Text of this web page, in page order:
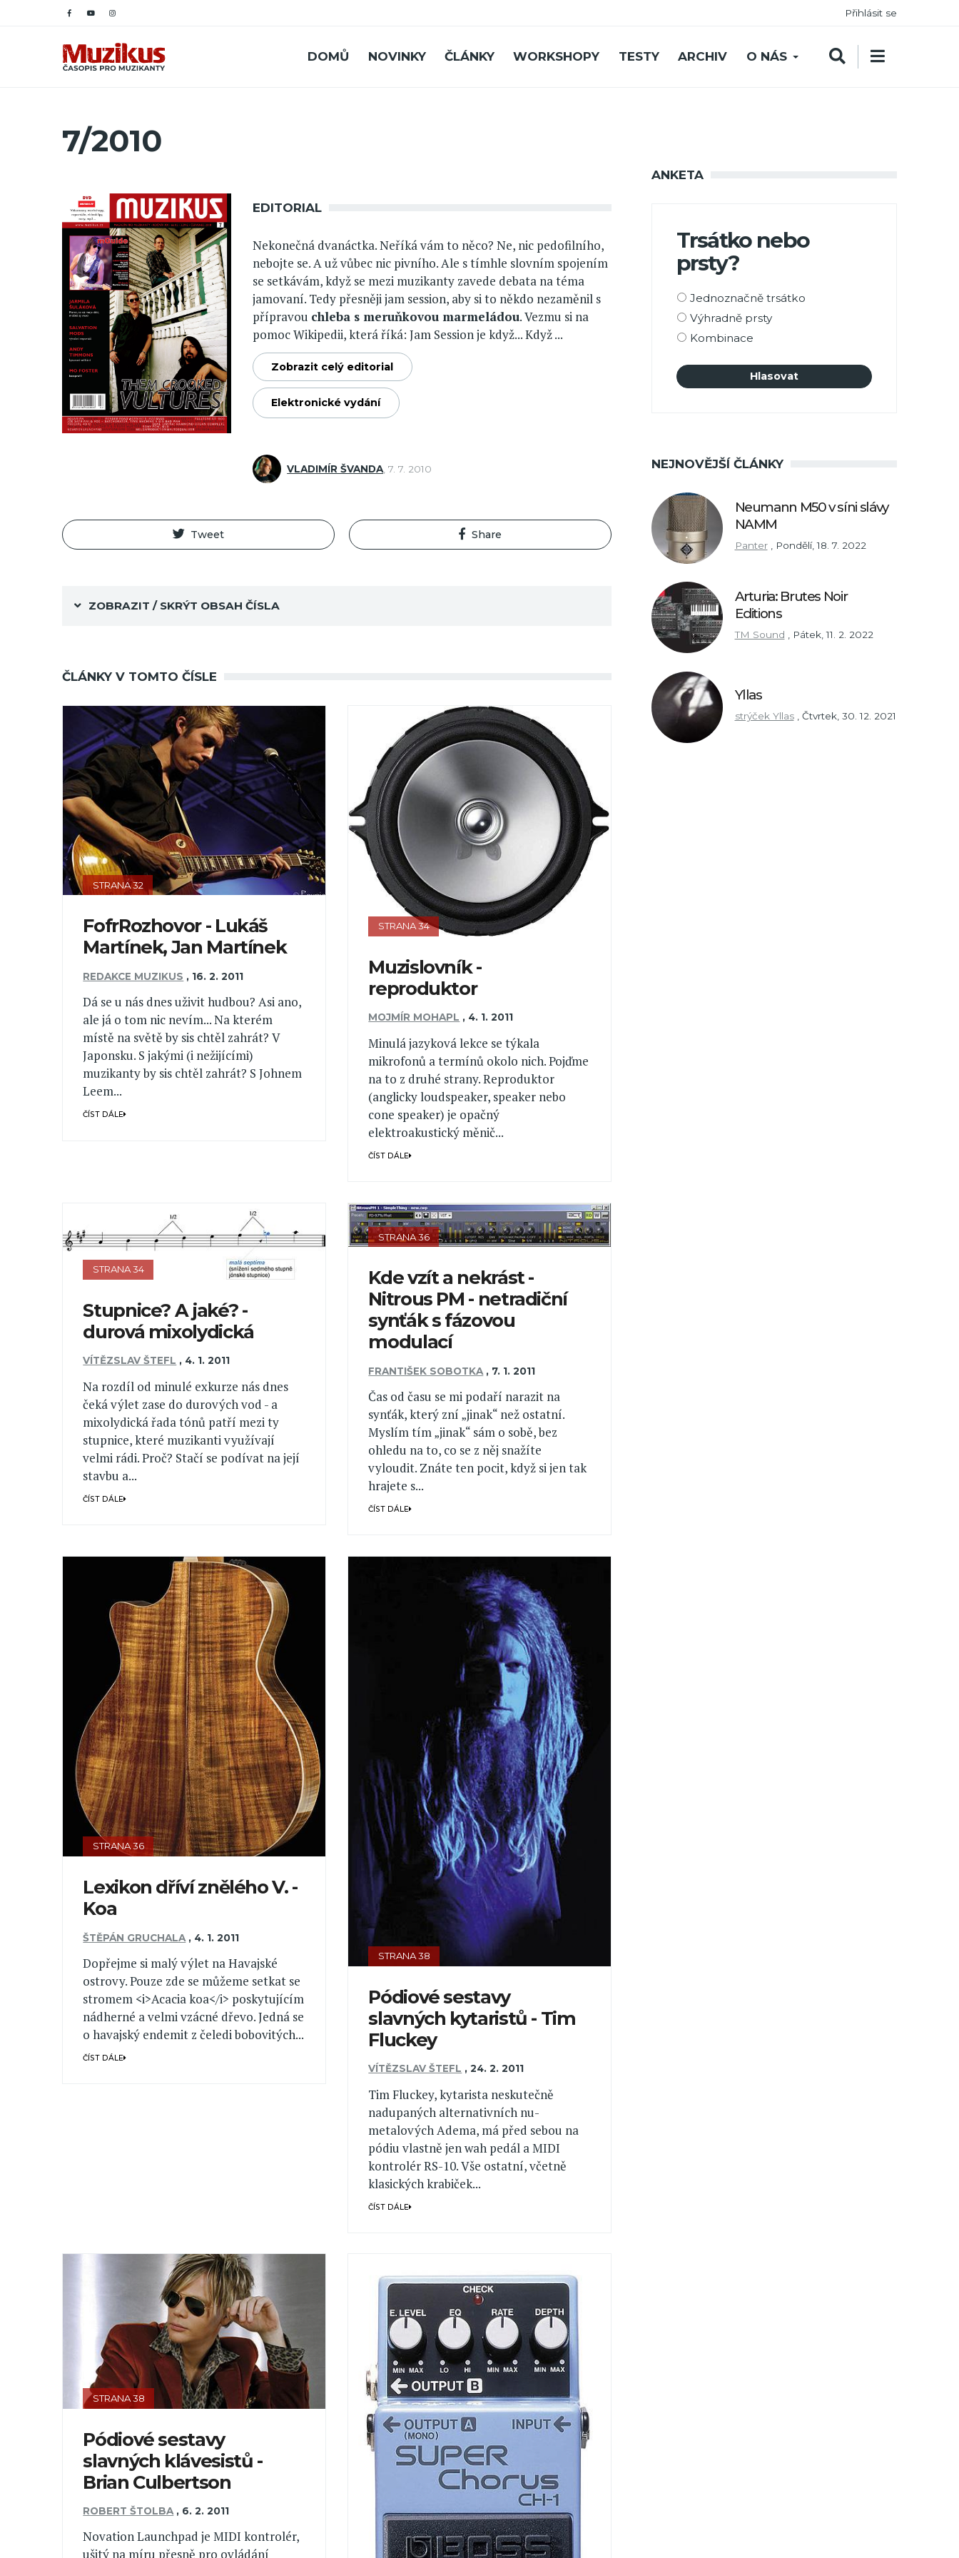
Přihlásit se
DOMŮ NOVINKY ČLÁNKY WORKSHOPY TESTY ARCHIV O NÁS
7/2010
EDITORIAL
Nekonečná dvanáctka. Neříká vám to něco? Ne, nic pedofilního,
nebojte se. A už vůbec nic pivního. Ale s tímhle slovním spojením
se setkávám, když se mezi muzikanty zavede debata na téma
jamovaní. Tedy přesněji jam session, aby si to někdo nezaměnil s
přípravou chleba s meruňkovou marmeládou. Vezmu si na
pomoc Wikipedii, která říká: Jam Session je když... Když ...
Zobrazit celý editorial
Elektronické vydání
VLADIMÍR ŠVANDA,7. 7. 2010
Tweet Share
ZOBRAZIT / SKRÝT OBSAH ČÍSLA
ČLÁNKY V TOMTO ČÍSLE
STRANA 32
FofrRozhovor - Lukáš
Martínek, Jan Martínek
REDAKCE MUZIKUS , 16. 2. 2011
Dá se u nás dnes uživit hudbou? Asi ano,
ale já o tom nic nevím... Na kterém
místě na světě by sis chtěl zahrát? V
Japonsku. S jakými (i nežijícími)
muzikanty by sis chtěl zahrát? S Johnem
Leem...
ČÍST DÁLE
STRANA 34
Muzislovník -
reproduktor
MOJMÍR MOHAPL , 4. 1. 2011
Minulá jazyková lekce se týkala
mikrofonů a termínů okolo nich. Pojďme
na to z druhé strany. Reproduktor
(anglicky loudspeaker, speaker nebo
cone speaker) je opačný
elektroakustický měnič...
ČÍST DÁLE
STRANA 34
Stupnice? A jaké? -
durová mixolydická
VÍTĚZSLAV ŠTEFL , 4. 1. 2011
Na rozdíl od minulé exkurze nás dnes
čeká výlet zase do durových vod - a
mixolydická řada tónů patří mezi ty
stupnice, které muzikanti využívají
velmi rádi. Proč? Stačí se podívat na její
stavbu a...
ČÍST DÁLE
STRANA 36
Kde vzít a nekrást -
Nitrous PM - netradiční
synťák s fázovou
modulací
FRANTIŠEK SOBOTKA , 7. 1. 2011
Čas od času se mi podaří narazit na
synťák, který zní „jinak“ než ostatní.
Myslím tím „jinak“ sám o sobě, bez
ohledu na to, co se z něj snažíte
vyloudit. Znáte ten pocit, když si jen tak
hrajete s...
ČÍST DÁLE
STRANA 36
Lexikon dříví znělého V. -
Koa
ŠTĚPÁN GRUCHALA , 4. 1. 2011
Dopřejme si malý výlet na Havajské
ostrovy. Pouze zde se můžeme setkat se
stromem <i>Acacia koa</i> poskytujícím
nádherné a velmi vzácné dřevo. Jedná se
o havajský endemit z čeledi bobovitých...
ČÍST DÁLE
STRANA 38
Pódiové sestavy
slavných kytaristů - Tim
Fluckey
VÍTĚZSLAV ŠTEFL ,24. 2. 2011
Tim Fluckey, kytarista neskutečně
nadupaných alternativních nu-
metalových Adema, má před sebou na
pódiu vlastně jen wah pedál a MIDI
kontrolér RS-10. Vše ostatní, včetně
klasických krabiček...
ČÍST DÁLE
STRANA 38
Pódiové sestavy
slavných klávesistů -
Brian Culbertson
ROBERT ŠTOLBA , 6. 2. 2011
Novation Launchpad je MIDI kontrolér,
ušitý na míru přesně pro ovládání
ANKETA
Trsátko nebo
prsty?
Možnosti
výběru
Jednoznačně trsátko
Výhradně prsty
Kombinace
NEJNOVĚJŠÍ ČLÁNKY
Neumann M50 v síni slávy
NAMM
Panter Pondělí, 18. 7. 2022
Arturia: Brutes Noir
Editions
TM Sound , Pátek, 11. 2. 2022
Yllas
strýček Yllas Čtvrtek, 30. 12. 2021